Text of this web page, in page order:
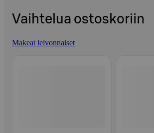
Vaihtelua ostoskoriin
Makeat leivonnaiset